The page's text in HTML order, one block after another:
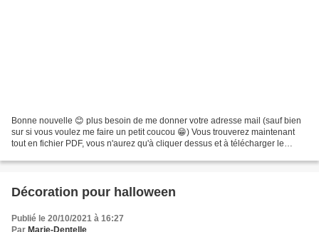
Bonne nouvelle 😊 plus besoin de me donner votre adresse mail (sauf bien
sur si vous voulez me faire un petit coucou 😁) Vous trouverez maintenant
tout en fichier PDF, vous n'aurez qu'à cliquer dessus et à télécharger le
Décoration pour halloween
Publié le 20/10/2021 à 16:27
Par Marie-Dentelle